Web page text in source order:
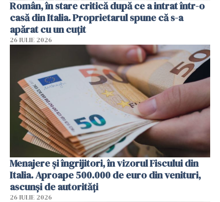
Român, în stare critică după ce a intrat într-o
casă din Italia. Proprietarul spune că s-a
apărat cu un cuțit
26 IULIE 2026
Menajere și îngrijitori, în vizorul Fiscului din
Italia. Aproape 500.000 de euro din venituri,
ascunși de autorități
26 IULIE 2026